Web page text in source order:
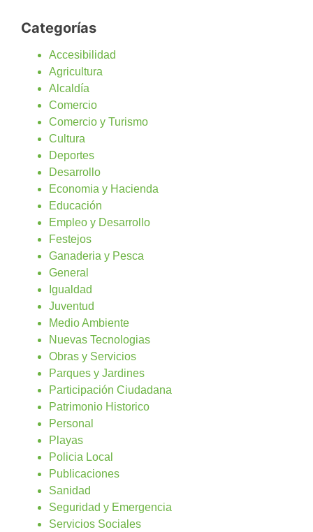
Categorías
Accesibilidad
Agricultura
Alcaldía
Comercio
Comercio y Turismo
Cultura
Deportes
Desarrollo
Economia y Hacienda
Educación
Empleo y Desarrollo
Festejos
Ganaderia y Pesca
General
Igualdad
Juventud
Medio Ambiente
Nuevas Tecnologias
Obras y Servicios
Parques y Jardines
Participación Ciudadana
Patrimonio Historico
Personal
Playas
Policia Local
Publicaciones
Sanidad
Seguridad y Emergencia
Servicios Sociales